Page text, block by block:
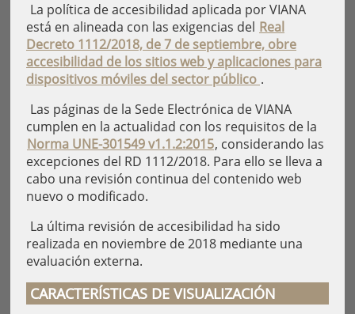
La política de accesibilidad aplicada por VIANA
está en alineada con las exigencias del Real
Decreto 1112/2018, de 7 de septiembre, obre
accesibilidad de los sitios web y aplicaciones para
dispositivos móviles del sector público .
Las páginas de la Sede Electrónica de VIANA
cumplen en la actualidad con los requisitos de la
Norma UNE-301549 v1.1.2:2015, considerando las
excepciones del RD 1112/2018. Para ello se lleva a
cabo una revisión continua del contenido web
nuevo o modificado.
La última revisión de accesibilidad ha sido
realizada en noviembre de 2018 mediante una
evaluación externa.
CARACTERÍSTICAS DE VISUALIZACIÓN